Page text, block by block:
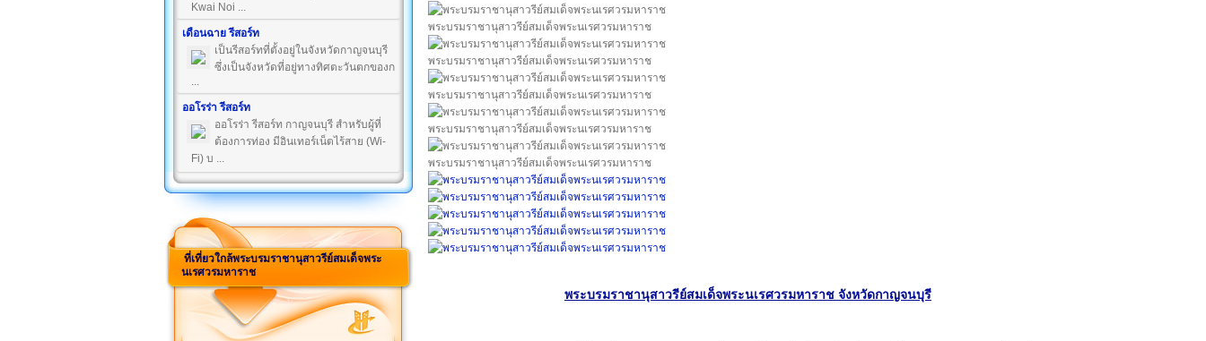
Kwai Noi ...
เดือนฉาย รีสอร์ท
เป็นรีสอร์ทที่ตั้งอยู่ในจังหวัดกาญจนบุรี
ซึ่งเป็นจังหวัดที่อยู่ทางทิศตะวันตกของก
...
ออโรร่า รีสอร์ท
ออโรร่า รีสอร์ท กาญจนบุรี สำหรับผู้ที่
ต้องการท่อง มีอินเทอร์เน็ตไร้สาย (Wi-
Fi) บ ...
ที่เที่ยวใกล้พระบรมราชานุสาวรีย์สมเด็จพระ
นเรศวรมหาราช
พระบรมราชานุสาวรีย์สมเด็จพระนเรศวรมหาราช
พระบรมราชานุสาวรีย์สมเด็จพระนเรศวรมหาราช
พระบรมราชานุสาวรีย์สมเด็จพระนเรศวรมหาราช
พระบรมราชานุสาวรีย์สมเด็จพระนเรศวรมหาราช
พระบรมราชานุสาวรีย์สมเด็จพระนเรศวรมหาราช
พระบรมราชานุสาวรีย์สมเด็จพระนเรศวรมหาราช จังหวัดกาญจนบุรี